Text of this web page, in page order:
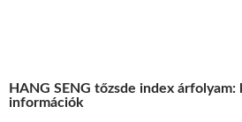
HANG SENG tőzsde index árfolyam:
információk